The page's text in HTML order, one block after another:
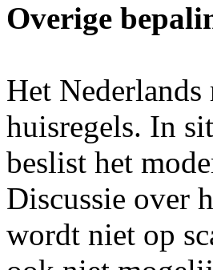
Overige
Het Nederlands
huisregels. In
beslist het
Discussie over
wordt niet op